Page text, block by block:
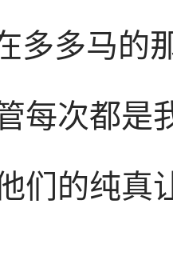
多多马的
每次都是
们的纯真